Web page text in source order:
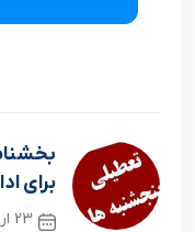
برای
23 اردیبهشت 1404